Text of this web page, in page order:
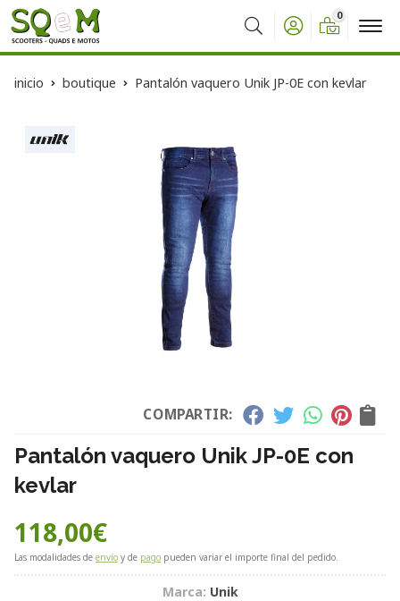
Buscar
0
inicio boutique Pantalón vaquero Unik JP-0E con kevlar
COMPARTIR:
Pantalón vaquero Unik JP-0E con
kevlar
118,00€
Las modalidades de envío y de pago pueden variar el importe final del pedido.
Marca: Unik